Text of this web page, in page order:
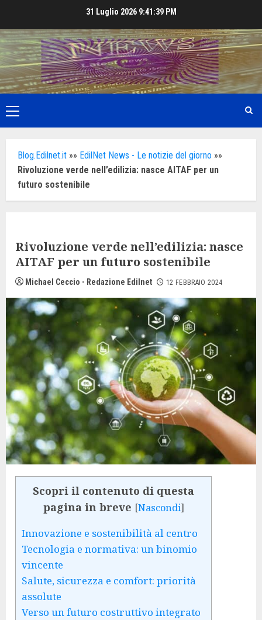
content
31 Luglio 2026 9:41:41 PM
Primary
Menu
Blog.Edilnet.it »» EdilNet News - Le notizie del giorno »»
Rivoluzione verde nell’edilizia: nasce AITAF per un
futuro sostenibile
Rivoluzione verde nell’edilizia: nasce
AITAF per un futuro sostenibile
Michael Ceccio - Redazione Edilnet 12 FEBBRAIO 2024
Scopri il contenuto di questa
pagina in breve [Nascondi]
Innovazione e sostenibilità al centro
Tecnologia e normativa: un binomio
vincente
Salute, sicurezza e comfort: priorità
assolute
Verso un futuro costruttivo integrato